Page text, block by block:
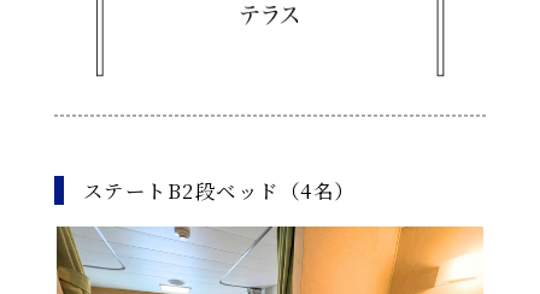
ステートB2段ベッド（4名）